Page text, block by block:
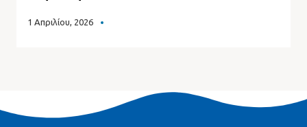
1 Απριλίου, 2026